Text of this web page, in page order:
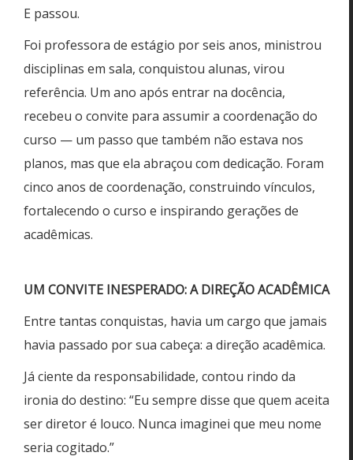
E passou.
Foi professora de estágio por seis anos, ministrou
disciplinas em sala, conquistou alunas, virou
referência. Um ano após entrar na docência,
recebeu o convite para assumir a coordenação do
curso — um passo que também não estava nos
planos, mas que ela abraçou com dedicação. Foram
cinco anos de coordenação, construindo vínculos,
fortalecendo o curso e inspirando gerações de
acadêmicas.
UM CONVITE INESPERADO: A DIREÇÃO ACADÊMICA
Entre tantas conquistas, havia um cargo que jamais
havia passado por sua cabeça: a direção acadêmica.
Já ciente da responsabilidade, contou rindo da
ironia do destino: “Eu sempre disse que quem aceita
ser diretor é louco. Nunca imaginei que meu nome
seria cogitado.”